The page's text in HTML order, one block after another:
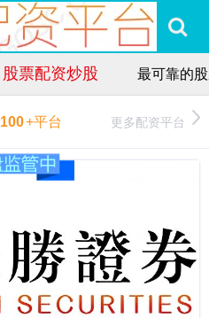
股票配资炒股 最可靠的
100+平台 更多配资平台